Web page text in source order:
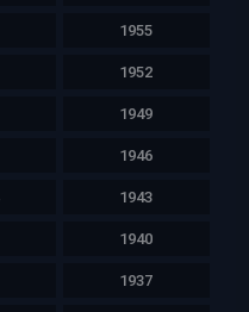
1955
1952
1949
1946
1943
1940
1937